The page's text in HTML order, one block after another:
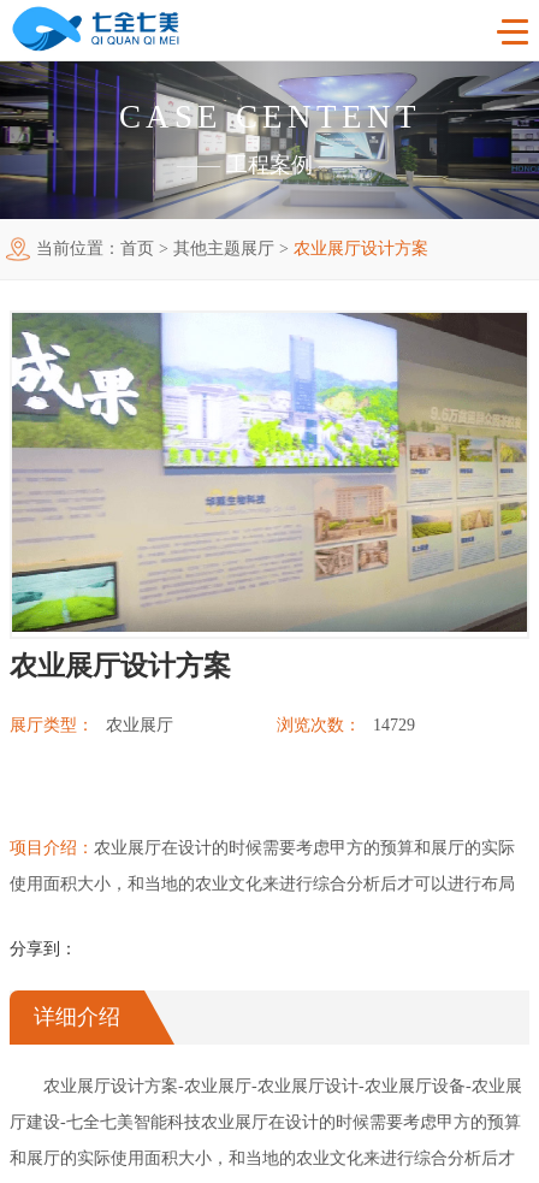
首页
工程案例
法制教育基地
廉洁廉政展厅
禁毒教育基地
党性教育基地
其他主题展厅
智慧农业项目
产品中心
法制教育基地数字化设备
廉政馆电子设备
禁毒教育基地设备
智慧党建中心多媒体设备
展厅多媒体设备
展厅幻影成像
购买指南
新闻中心
关于我们
企业简介
企业文化
联系我们
CASE CENTENT
—— 工程案例 ——
当前位置： 首页 > 其他主题展厅 > 农业展厅设计方案
农业展厅设计方案
展厅类型： 农业展厅 浏览次数： 14729
项目介绍： 农业展厅在设计的时候需要考虑甲方的预算和展厅的实际
使用面积大小，和当地的农业文化来进行综合分析后才可以进行布局
要设置好合理的参观路线，展示农业发展史、农业技术、农业成果、
农业文化等内容，同时需要当参观者进入展厅能快速捕捉到展厅的主
题和风格，既要有时代感，又要有现代科技元素。所以展厅内部的设
分享到：
详细介绍
农业展厅设计方案-农业展厅-农业展厅设计-农业展厅设备-农业展
厅建设-七全七美智能科技农业展厅在设计的时候需要考虑甲方的预算
和展厅的实际使用面积大小，和当地的农业文化来进行综合分析后才